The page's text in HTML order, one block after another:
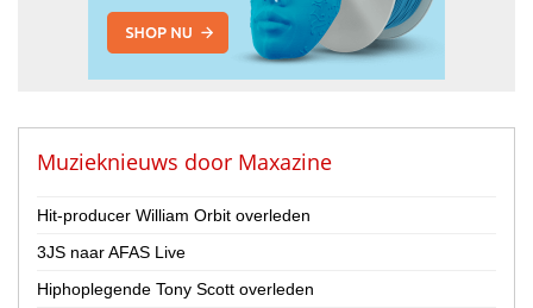
Muzieknieuws door Maxazine
Hit-producer William Orbit overleden
3JS naar AFAS Live
Hiphoplegende Tony Scott overleden